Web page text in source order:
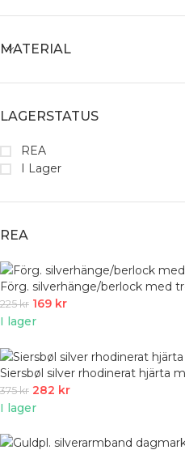
MATERIAL
LAGERSTATUS
REA
I Lager
REA
Förg. silverhänge/berlock med
225kr 169 kr
I lager
Siersbøl silver rhodinerat hjärta
375kr 282 kr
I lager